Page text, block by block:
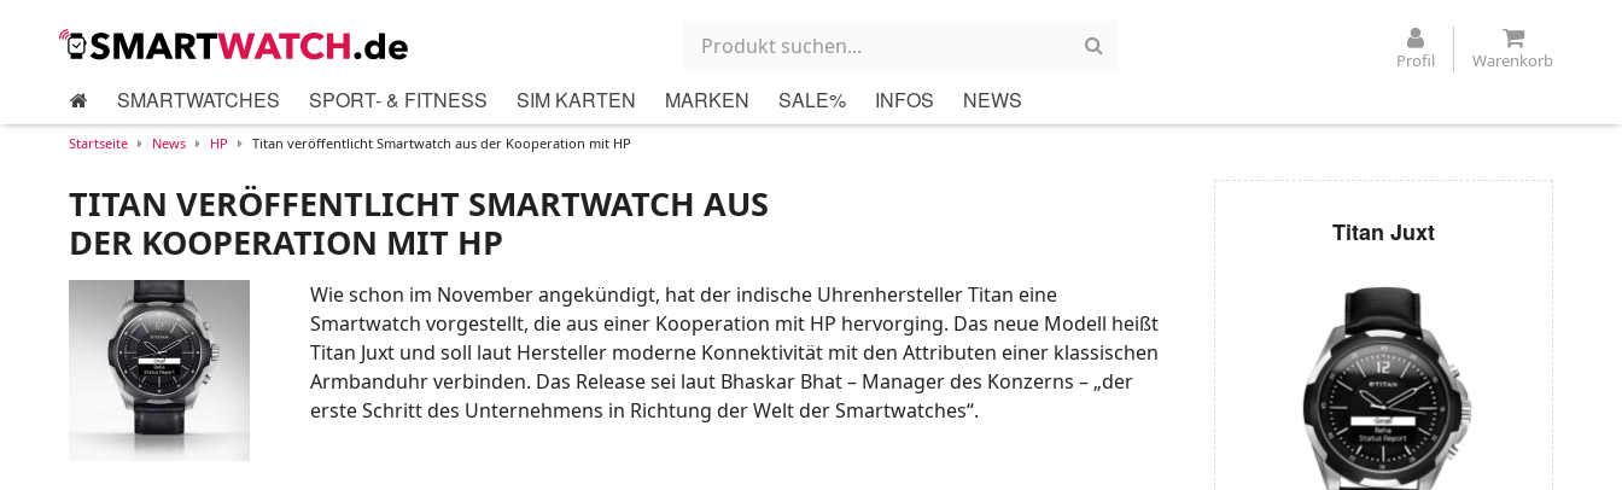
Profil Warenkorb
SMARTWATCHES SPORT- & FITNESS SIM KARTEN MARKEN SALE% INFOS NEWS
Startseite News HP Titan veröffentlicht Smartwatch aus der Kooperation mit HP
TITAN VERÖFFENTLICHT SMARTWATCH AUS
DER KOOPERATION MIT HP
Wie schon im November angekündigt, hat der indische Uhrenhersteller Titan eine
Smartwatch vorgestellt, die aus einer Kooperation mit HP hervorging. Das neue Modell heißt
Titan Juxt und soll laut Hersteller moderne Konnektivität mit den Attributen einer klassischen
Armbanduhr verbinden. Das Release sei laut Bhaskar Bhat – Manager des Konzerns – „der
erste Schritt des Unternehmens in Richtung der Welt der Smartwatches“.
Titan Juxt